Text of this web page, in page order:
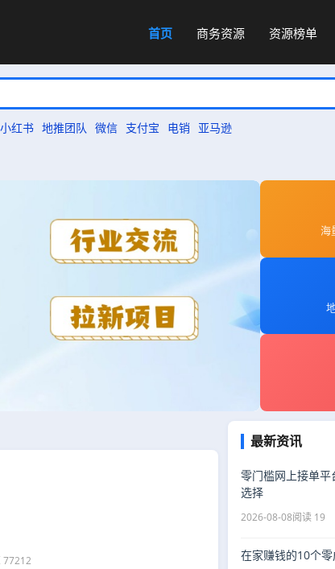
首页 商务资源 资源榜单
小红书 地推团队 微信 支付宝 电销 亚马逊
海
77212
最新资讯
零门槛网上接单
选择
2026-08-08阅读 19
在家赚钱的10个